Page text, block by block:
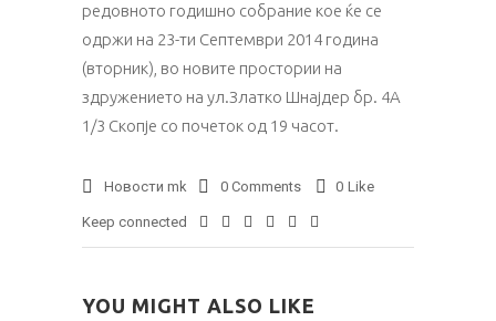
редовното годишно собрание кое ќе се
одржи на 23-ти Септември 2014 година
(вторник), во новите простории на
здружението на ул.Златко Шнајдер бр. 4А
1/3 Скопје со почеток од 19 часот.
Новости mk 0 Comments 0 Like
Keep connected
YOU MIGHT ALSO LIKE